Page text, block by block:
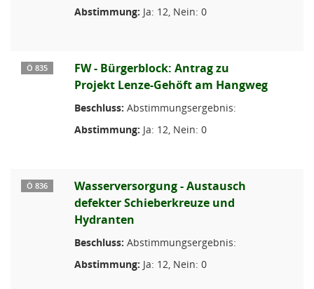
Abstimmung: Ja: 12, Nein: 0
Ö 835
FW - Bürgerblock: Antrag zu
Projekt Lenze-Gehöft am Hangweg
Beschluss: Abstimmungsergebnis:
Abstimmung: Ja: 12, Nein: 0
Ö 836
Wasserversorgung - Austausch
defekter Schieberkreuze und
Hydranten
Beschluss: Abstimmungsergebnis:
Abstimmung: Ja: 12, Nein: 0